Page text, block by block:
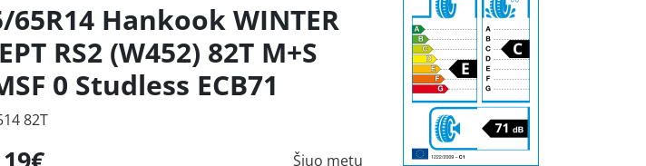
65R14 Hankook WINTER
RS2 (W452) 82T M+S
0 Studless ECB71
82T
Šiuo metu